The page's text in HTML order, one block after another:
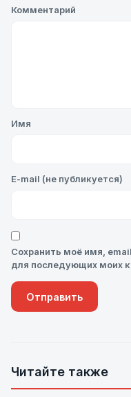
Комментарий
Имя
E-mail (не публикуется)
Сохранить моё имя,
для последующих моих
Читайте также